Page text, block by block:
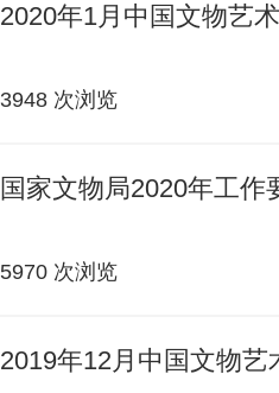
2020年1月中国文物艺
3948 次浏览
国家文物局2020年工作
5970 次浏览
2019年12月中国文物艺